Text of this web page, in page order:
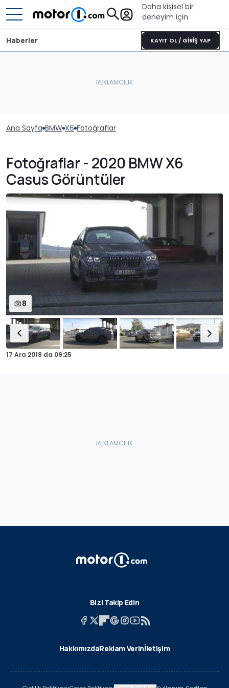
Daha kişisel bir
deneyim için
KAYIT OL / GİRİŞ YAP
Haberler
Ana Sayfa BMW X6 Fotoğraflar
Fotoğraflar - 2020 BMW X6
Casus Görüntüler
8
17 Ara 2018 da 09:25
Bizi Takip Edin
HakkımızdaReklam Verinİletişim